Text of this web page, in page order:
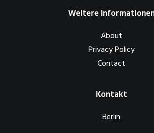
Weitere
About
Privacy Policy
Contact
Kontakt
Berlin